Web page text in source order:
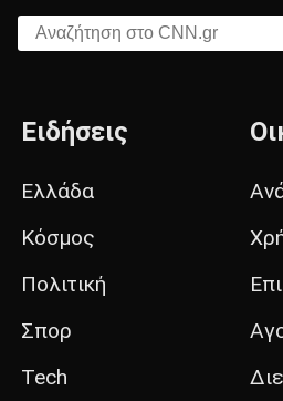
Αναζήτηση στο CNN.gr
Ειδήσεις
Ελλάδα
Κόσμος
Πολιτική
Σπορ
Tech